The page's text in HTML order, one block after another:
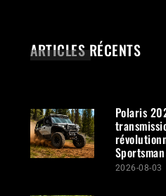
ARTICLES RÉCENTS
Polaris
2026-08-03